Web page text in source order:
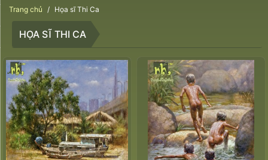
Trang chủ Họa sĩ Thi Ca
HỌA SĨ THI CA